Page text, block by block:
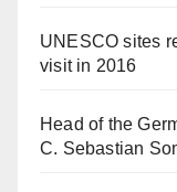
UNESCO sites
visit in 2016
Head of the
C. Sebastian